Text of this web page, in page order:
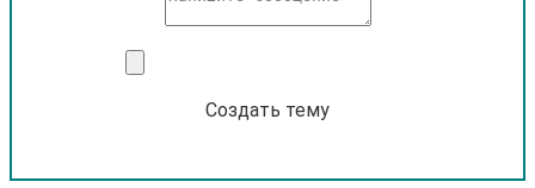
Создать тему